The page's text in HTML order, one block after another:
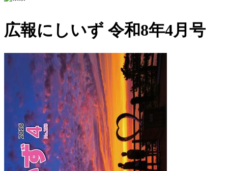
広報にしいず 令和8年4月号